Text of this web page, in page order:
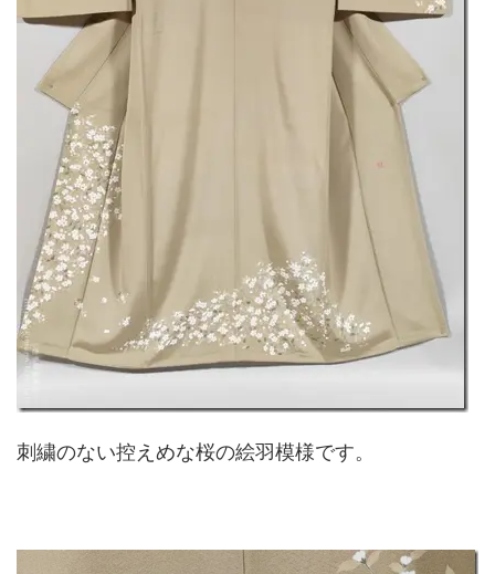
刺繍のない控えめな桜の絵羽模様です。